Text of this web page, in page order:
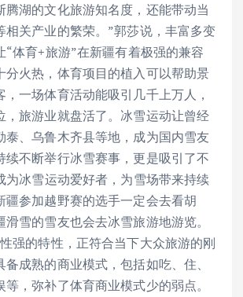
腾湖的文化旅游知名度，还能带动当
相关产业的繁荣。”郭莎说，丰富多变
“体育+旅游”在新疆有着极强的兼容
分火热，体育项目的植入可以帮助景
，一场体育活动能吸引几千上万人，
，旅游业就盘活了。冰雪运动让曾经
泰、乌鲁木齐县等地，成为国内雪友
续不断举行冰雪赛事，更是吸引了不
为冰雪运动爱好者，为雪场带来持续
疆参加越野赛的选手一定会去看胡
雪的雪友也会去冰雪旅游地游览。
强的特性，正符合当下大众旅游的刚
成熟的商业模式，包括如吃、住、
，弥补了体育商业模式少的弱点。